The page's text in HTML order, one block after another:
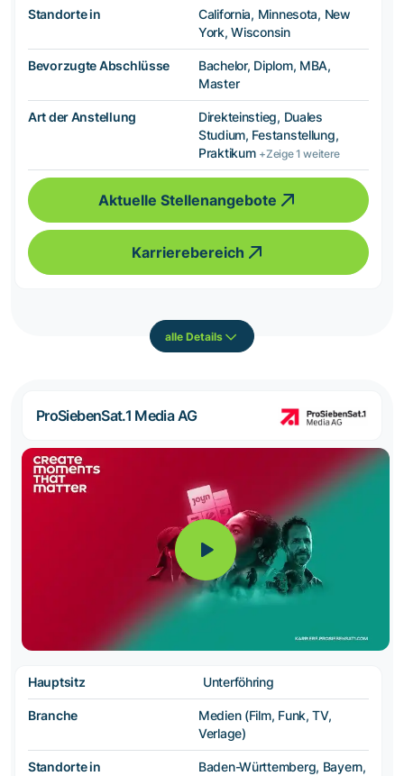
Standorte in
California, Minnesota, New
York, Wisconsin
Bevorzugte Abschlüsse
Bachelor, Diplom, MBA,
Master
Art der Anstellung
Direkteinstieg, Duales
Studium, Festanstellung,
Praktikum +Zeige 1 weitere
Aktuelle Stellenangebote
Karrierebereich
alle Details
ProSiebenSat.1 Media AG
Hauptsitz Unterföhring
Branche
Medien (Film, Funk, TV,
Verlage)
Standorte in
Baden-Württemberg, Bayern,